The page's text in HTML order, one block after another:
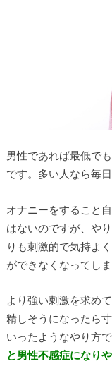
男性であれば最低で
です。多い人なら毎
オナニーをすること
はないのですが、や
りも刺激的で気持よ
ができなくなってし
より強い刺激を求め
精しそうになったら
いったようなやり方で
と男性不感症になり